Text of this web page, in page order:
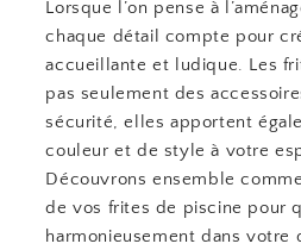
Lorsque l’on pense à
chaque détail compte pour
accueillante et ludique. Les
pas seulement des
sécurité, elles apportent
couleur et de style à votre
Découvrons ensemble
de vos frites de piscine pour
harmonieusement dans votre